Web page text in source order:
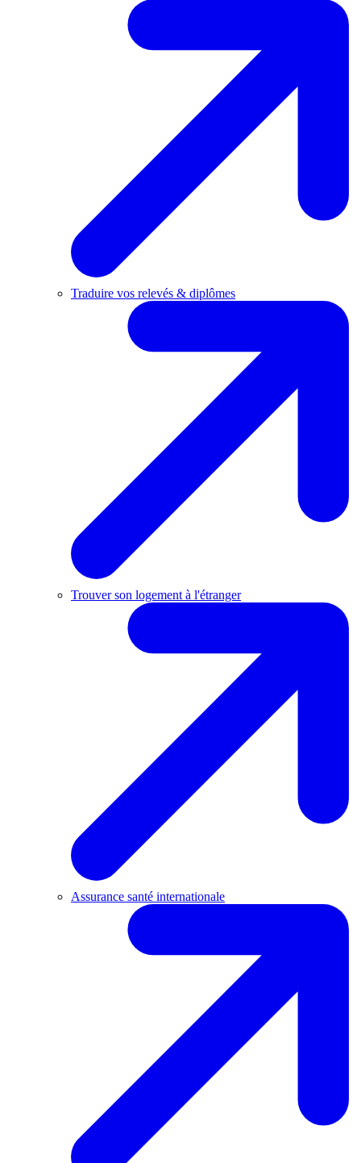
Traduire vos relevés & diplômes
Trouver son logement à l'étranger
Assurance santé internationale